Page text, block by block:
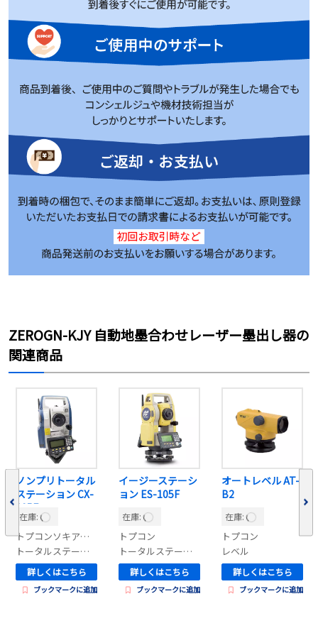
ZEROGN-KJY 自動地墨合わせレーザー墨出し器の
関連商品
ノンプリトータル
ステーション CX-
105F
在庫:
トプコンソキアポジショニングジャパン
トータルステーション(光波)
詳しくはこちら
ブックマークに追加
イージーステーシ
ョン ES-105F
在庫:
トプコン
トータルステーション(光波)
詳しくはこちら
ブックマークに追加
オートレベル AT-
B2
在庫:
トプコン
レベル
詳しくはこちら
ブックマークに追加